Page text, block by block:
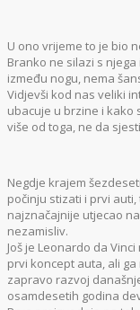
U ono vrijeme to je bio
Branko ne silazi s
između nogu, nema
Vidjevši kod nas veliki
ubacuje u brzine i kako
više od toga, ne da
Negdje krajem
počinju stizati i prvi
najznačajnije utjecao
nezamisliv.
Još je Leonardo da
prvi koncept auta, ali
zapravo razvoj
osamdesetih godina